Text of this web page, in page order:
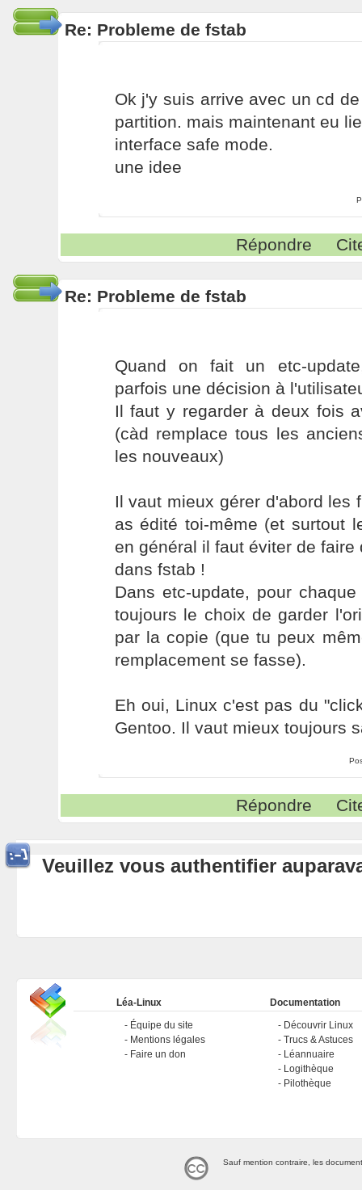
Re: Probleme de fstab
Ok j'y suis arrive avec un cd
partition. mais maintenant eu
interface safe mode.
une idee
Répondre
Re: Probleme de fstab
Quand on fait un etc-
parfois une décision à
Il faut y regarder à deux fois
(càd remplace tous les
les nouveaux)
Il vaut mieux gérer d'abord les
as édité toi-même (et surtout
en général il faut éviter de
dans fstab !
Dans etc-update, pour
toujours le choix de garder
par la copie (que tu peux
remplacement se fasse).
Eh oui, Linux c'est pas du
Gentoo. Il vaut mieux toujours
Répondre
Veuillez vous authentifier
Léa-Linux
Équipe du site
Mentions légales
Faire un don
Documentation
Découvrir Linux
Trucs & Astuces
Léannuaire
Logithèque
Pilothèque
Sauf mention contraire, les